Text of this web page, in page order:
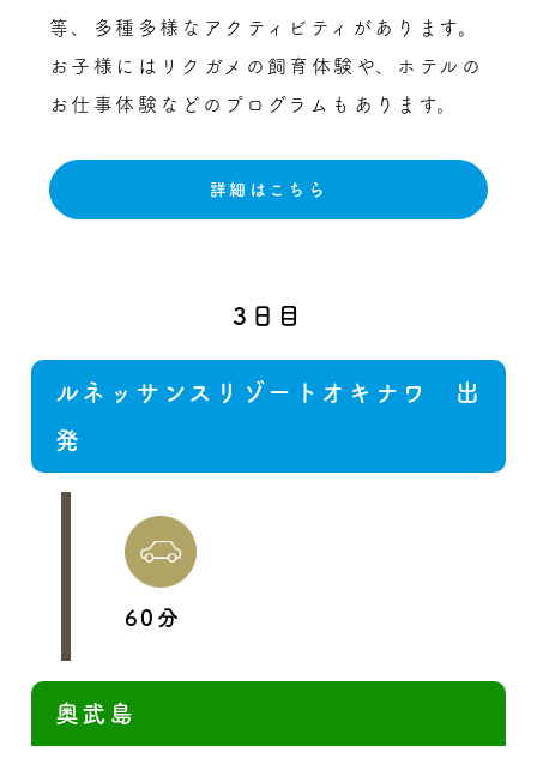
等、多種多様なアクティビティがあります。
お子様にはリクガメの飼育体験や、ホテルの
お仕事体験などのプログラムもあります。
詳細はこちら
3日目
ルネッサンスリゾートオキナワ 出
発
60分
奥武島